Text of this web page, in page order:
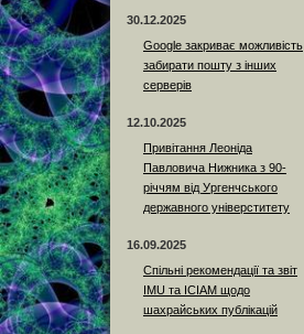
30.12.2025
Google закриває можливість
забирати пошту з інших
серверів
12.10.2025
Привітання Леоніда
Павловича Нижника з 90-
річчям від Ургенчського
державного універститету
16.09.2025
Спільні рекомендації та звіт
IMU та ICIAM щодо
шахрайських публікацій